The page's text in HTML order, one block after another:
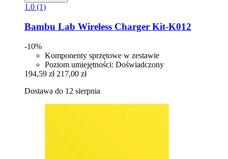
1.0 (1)
Bambu Lab Wireless Charger Kit-​K012
-10%
Komponenty sprzętowe w zestawie
Poziom umiejętności: Doświadczony
194,59 zł 217,00 zł
Dostawa do 12 sierpnia